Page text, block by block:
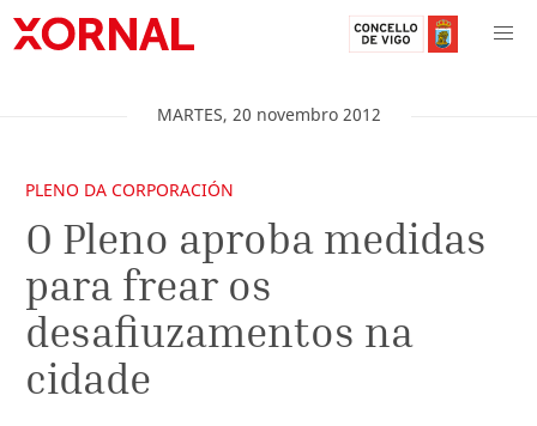
MARTES, 20 novembro 2012
PLENO DA CORPORACIÓN
O Pleno aproba medidas
para frear os
desafiuzamentos na
cidade